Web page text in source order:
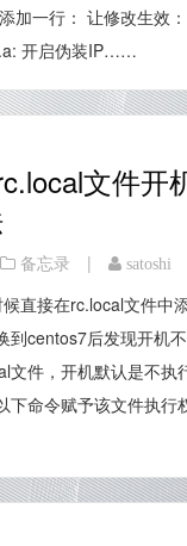
加一行： 让修改生效
开启伪装IP……
文件开
备忘录 | satoshi
直接在rc.local文件中
到centos7后发现开机
文件，开机默认是不执
下命令赋予该文件执行